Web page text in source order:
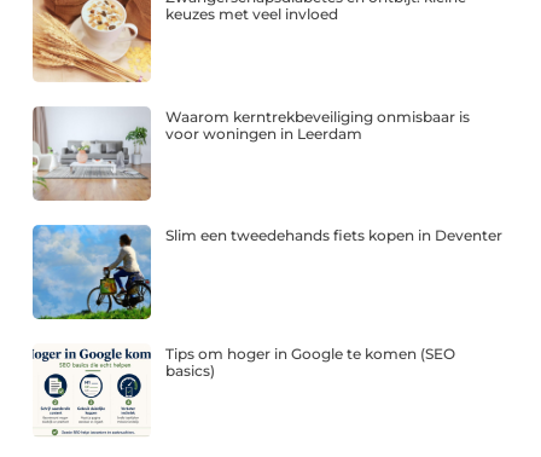
keuzes met veel invloed
Waarom kerntrekbeveiliging onmisbaar is
voor woningen in Leerdam
Slim een tweedehands fiets kopen in Deventer
Tips om hoger in Google te komen (SEO
basics)